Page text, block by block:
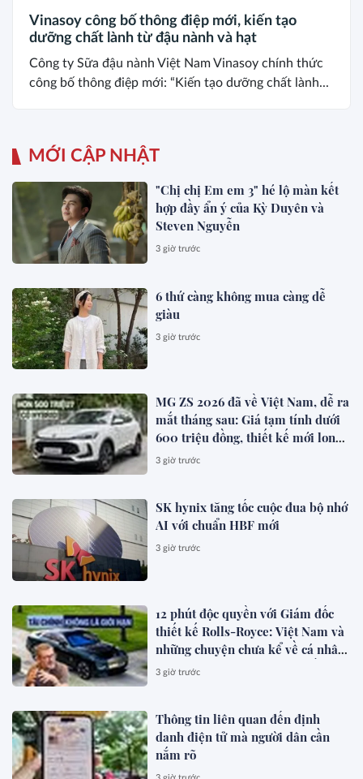
Vinasoy công bố thông điệp mới, kiến tạo
dưỡng chất lành từ đậu nành và hạt
Công ty Sữa đậu nành Việt Nam Vinasoy chính thức
công bố thông điệp mới: “Kiến tạo dưỡng chất lành...
MỚI CẬP NHẬT
"Chị chị Em em 3" hé lộ màn kết
hợp đầy ẩn ý của Kỳ Duyên và
Steven Nguyễn
3 giờ trước
6 thứ càng không mua càng dễ
giàu
3 giờ trước
MG ZS 2026 đã về Việt Nam, dễ ra
mắt tháng sau: Giá tạm tính dưới
600 triệu đồng, thiết kế mới long
lanh hơn, có hybrid, ADAS cạnh
3 giờ trước
SK hynix tăng tốc cuộc đua bộ nhớ
AI với chuẩn HBF mới
3 giờ trước
12 phút độc quyền với Giám đốc
thiết kế Rolls-Royce: Việt Nam và
những chuyện chưa kể về cá nhân
hóa cho giới siêu giàu toàn cầu
3 giờ trước
Thông tin liên quan đến định
danh điện tử mà người dân cần
nắm rõ